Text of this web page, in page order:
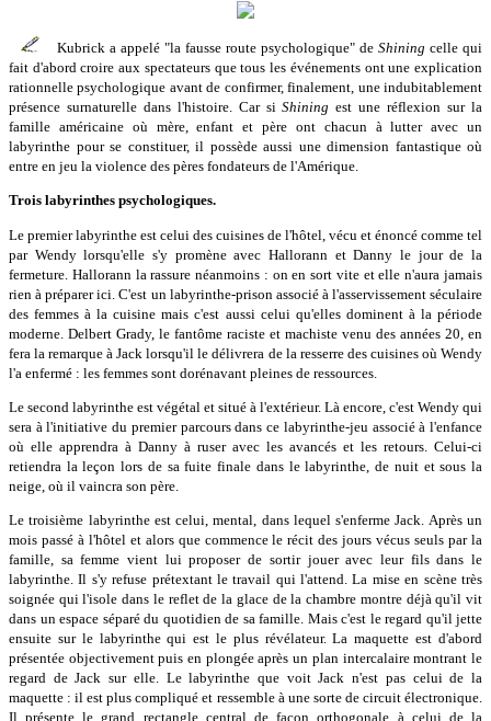
Kubrick a appelé "la fausse route psychologique" de Shining celle qui
fait d'abord croire aux spectateurs que tous les événements ont une explication
rationnelle psychologique avant de confirmer, finalement, une indubitablement
présence surnaturelle dans l'histoire. Car siShining est une réflexion sur la
famille américaine où mère, enfant et père ont chacun à lutter avec un
labyrinthe pour se constituer, il possède aussi une dimension fantastique où
entre en jeu la violence des pères fondateurs de l'Amérique.
Trois labyrinthes psychologiques.
Le premier labyrinthe est celui des cuisines de l'hôtel, vécu et énoncé comme tel
par Wendy lorsqu'elle s'y promène avec Hallorann et Danny le jour de la
fermeture. Hallorann la rassure néanmoins : on en sort vite et elle n'aura jamais
rien à préparer ici. C'est un labyrinthe-prison associé à l'asservissement séculaire
des femmes à la cuisine mais c'est aussi celui qu'elles dominent à la période
moderne. Delbert Grady, le fantôme raciste et machiste venu des années 20, en
fera la remarque à Jack lorsqu'il le délivrera de la resserre des cuisines où Wendy
l'a enfermé : les femmes sont dorénavant pleines de ressources.
Le second labyrinthe est végétal et situé à l'extérieur. Là encore, c'est Wendy qui
sera à l'initiative du premier parcours dans ce labyrinthe-jeu associé à l'enfance
où elle apprendra à Danny à ruser avec les avancés et les retours. Celui-ci
retiendra la leçon lors de sa fuite finale dans le labyrinthe, de nuit et sous la
neige, où il vaincra son père.
Le troisième labyrinthe est celui, mental, dans lequel s'enferme Jack. Après un
mois passé à l'hôtel et alors que commence le récit des jours vécus seuls par la
famille, sa femme vient lui proposer de sortir jouer avec leur fils dans le
labyrinthe. Il s'y refuse prétextant le travail qui l'attend. La mise en scène très
soignée qui l'isole dans le reflet de la glace de la chambre montre déjà qu'il vit
dans un espace séparé du quotidien de sa famille. Mais c'est le regard qu'il jette
ensuite sur le labyrinthe qui est le plus révélateur. La maquette est d'abord
présentée objectivement puis en plongée après un plan intercalaire montrant le
regard de Jack sur elle. Le labyrinthe que voit Jack n'est pas celui de la
maquette : il est plus compliqué et ressemble à une sorte de circuit électronique.
Il présente le grand rectangle central de façon orthogonale à celui de la